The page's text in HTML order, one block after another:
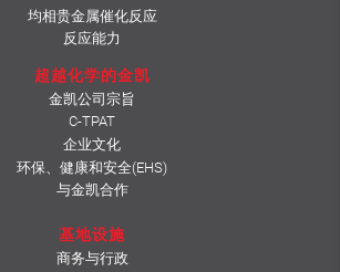
均相贵金属催化反应
反应能力
超越化学的金凯
金凯公司宗旨
C-TPAT
企业文化
环保、健康和安全(EHS)
与金凯合作
基地设施
商务与行政